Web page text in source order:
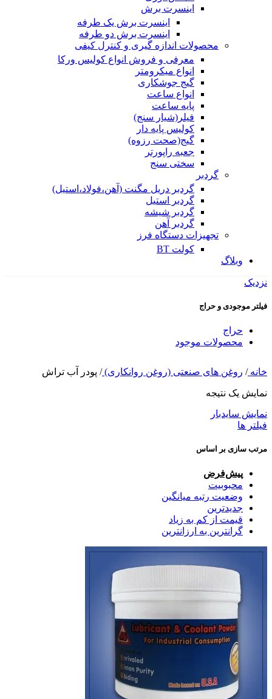
اینسرت برش
اینسرت برش یک طرفه
اینسرت برش دو طرفه
محصولات اندازه گیری و کنترل کیفی
معرفی و فروش انواع کولیس ورکا
انواع میکرومتر
گیج جوشکاری
انواع ساعت
پایه ساعت
فیلر(شیار سنج)
کولیس پایه دار
گیج(صحت رزوه)
جعبه راپورتر
سختی سنج
گردبر
گردبر دریل مگنت (آهن،فولاد،استیل)
گردبر استیل
گردبر شیشه
گردبر آهن
تجهیزات دستگاه فرز
کولت BT
وبلاگ
نزدیک
فیلتر موجودی و حراج
حراج
محصولات موجود
خانه/ روغن های صنعتی (روغن روانکاری)/ پودر آب تراش
نمایش یک نتیجه
نمایش سایدبار
فیلتر ها
مرتب سازی بر اساس
پیش‌فرض
محبوبیت
وضعیت رتبه میانگین
جدیدترین
قیمت از کم به زیاد
گرانترین به ارزانترین